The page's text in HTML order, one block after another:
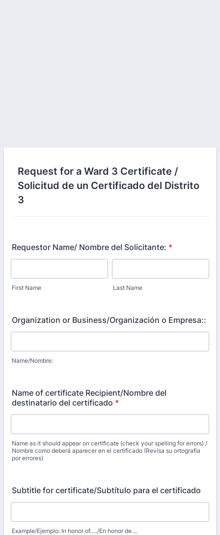
Request for a Ward 3 Certificate /
Solicitud de un Certificado del Distrito
3
Requestor Name/ Nombre del Solicitante: *
First Name Last Name
Organization or Business/Organización o Empresa::
Name/Nombre:
Name of certificate Recipient/Nombre del
destinatario del certificado *
Name as it should appear on certificate (check your spelling for errors) /
Nombre como deberá aparecer en el certificado (Revisa su ortografía
por errores)
Subtitle for certificate/Subtítulo para el certificado
Example/Ejemplo: In honor of...../En honor de....